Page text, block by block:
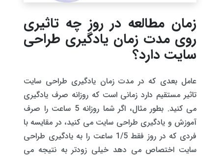
زمان مطالعه در روز چه تاثیری
روی مدت زمان یادگیری طراحی
سایت دارد؟
عامل بعدی که در مدت زمان یادگیری طراحی سایت
تاثیر مستقیم دارد زمانی است که روزانه صرف یادگیری
می کنید. بطور مثال، اگر شما روزانه 5 ساعت را صرف
آموزش و یادگیری طراحی سایت می کنید، در مقایسه با
فردی که در روز فقط 1/5 ساعت را به یادگیری طراحی
سایت اختصاص می دهد خیلی زودتر به نتیجه می